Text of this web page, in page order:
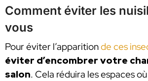
Comment éviter les
vous
Pour éviter l’apparitionde ces
éviter d’encombrer votre
salon. Cela réduira les espaces